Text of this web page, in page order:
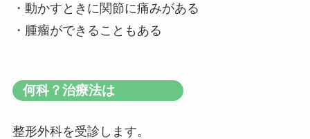
・動かすときに関節に痛みがある
・腫瘤ができることもある
何科？治療法は
整形外科を受診します。